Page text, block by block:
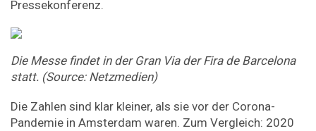
Pressekonferenz.
Die Messe findet in der Gran Via der Fira de Barcelona
statt. (Source: Netzmedien)
Die Zahlen sind klar kleiner, als sie vor der Corona-
Pandemie in Amsterdam waren. Zum Vergleich: 2020